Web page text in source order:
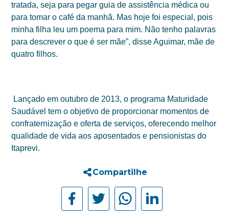
tratada, seja para pegar guia de assistência médica ou
para tomar o café da manhã. Mas hoje foi especial, pois
minha filha leu um poema para mim. Não tenho palavras
para descrever o que é ser mãe”, disse Aguimar, mãe de
quatro filhos.
Lançado em outubro de 2013, o programa Maturidade
Saudável tem o objetivo de proporcionar momentos de
confraternização e oferta de serviços, oferecendo melhor
qualidade de vida aos aposentados e pensionistas do
Itaprevi.
Compartilhe